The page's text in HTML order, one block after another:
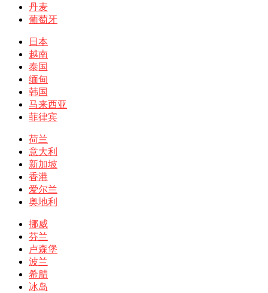
丹麦
葡萄牙
日本
越南
泰国
缅甸
韩国
马来西亚
菲律宾
荷兰
意大利
新加坡
香港
爱尔兰
奥地利
挪威
芬兰
卢森堡
波兰
希腊
冰岛